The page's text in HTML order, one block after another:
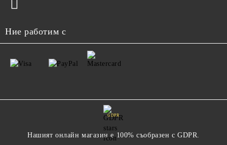
Ние работим с
GDPR
Нашият онлайн магазин е 100% съобразен с GDPR.